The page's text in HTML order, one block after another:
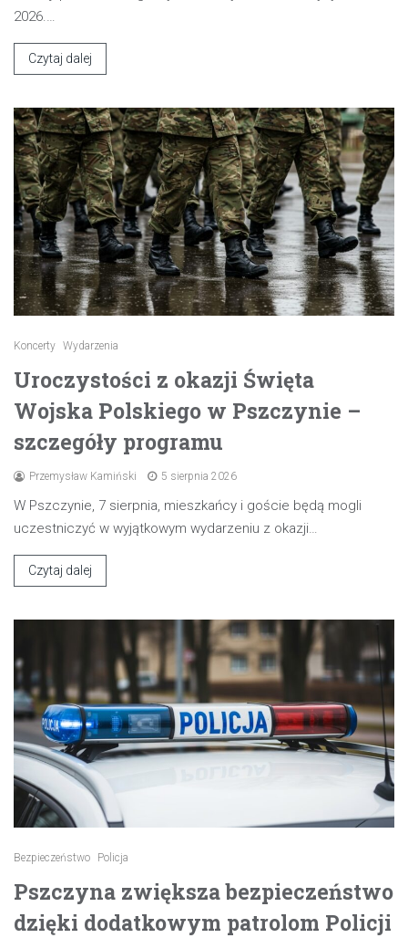
2026.…
Czytaj dalej
Koncerty Wydarzenia
Uroczystości z okazji Święta
Wojska Polskiego w Pszczynie –
szczegóły programu
Przemysław Kamiński 5 sierpnia 2026
W Pszczynie, 7 sierpnia, mieszkańcy i goście będą mogli
uczestniczyć w wyjątkowym wydarzeniu z okazji…
Czytaj dalej
Bezpieczeństwo Policja
Pszczyna zwiększa bezpieczeństwo
dzięki dodatkowym patrolom Policji